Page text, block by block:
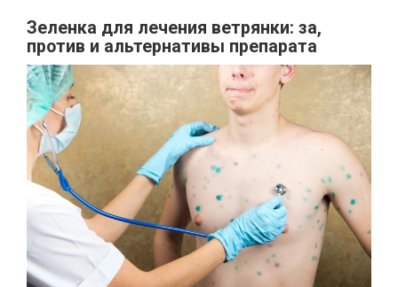
Зеленка для лечения ветрянки: за,
против и альтернативы препарата